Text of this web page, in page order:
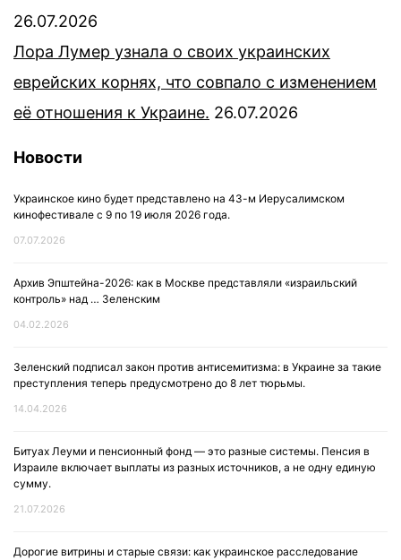
26.07.2026
Лора Лумер узнала о своих украинских
еврейских корнях, что совпало с изменением
её отношения к Украине. 26.07.2026
Новости
Украинское кино будет представлено на 43-м Иерусалимском
кинофестивале с 9 по 19 июля 2026 года.
07.07.2026
Архив Эпштейна-2026: как в Москве представляли «израильский
контроль» над … Зеленским
04.02.2026
Зеленский подписал закон против антисемитизма: в Украине за такие
преступления теперь предусмотрено до 8 лет тюрьмы.
14.04.2026
Битуах Леуми и пенсионный фонд — это разные системы. Пенсия в
Израиле включает выплаты из разных источников, а не одну единую
сумму.
21.07.2026
Дорогие витрины и старые связи: как украинское расследование